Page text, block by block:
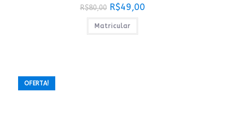
R$80,00 O
preço
original
era:
R$80,00.
R$49,00O
Matricular
OFERTA!